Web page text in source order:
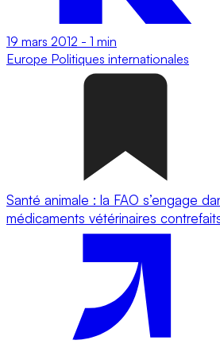
19 mars 2012 - 1 min
Europe Politiques internationales
Santé animale : la FAO s’engage
médicaments vétérinaires